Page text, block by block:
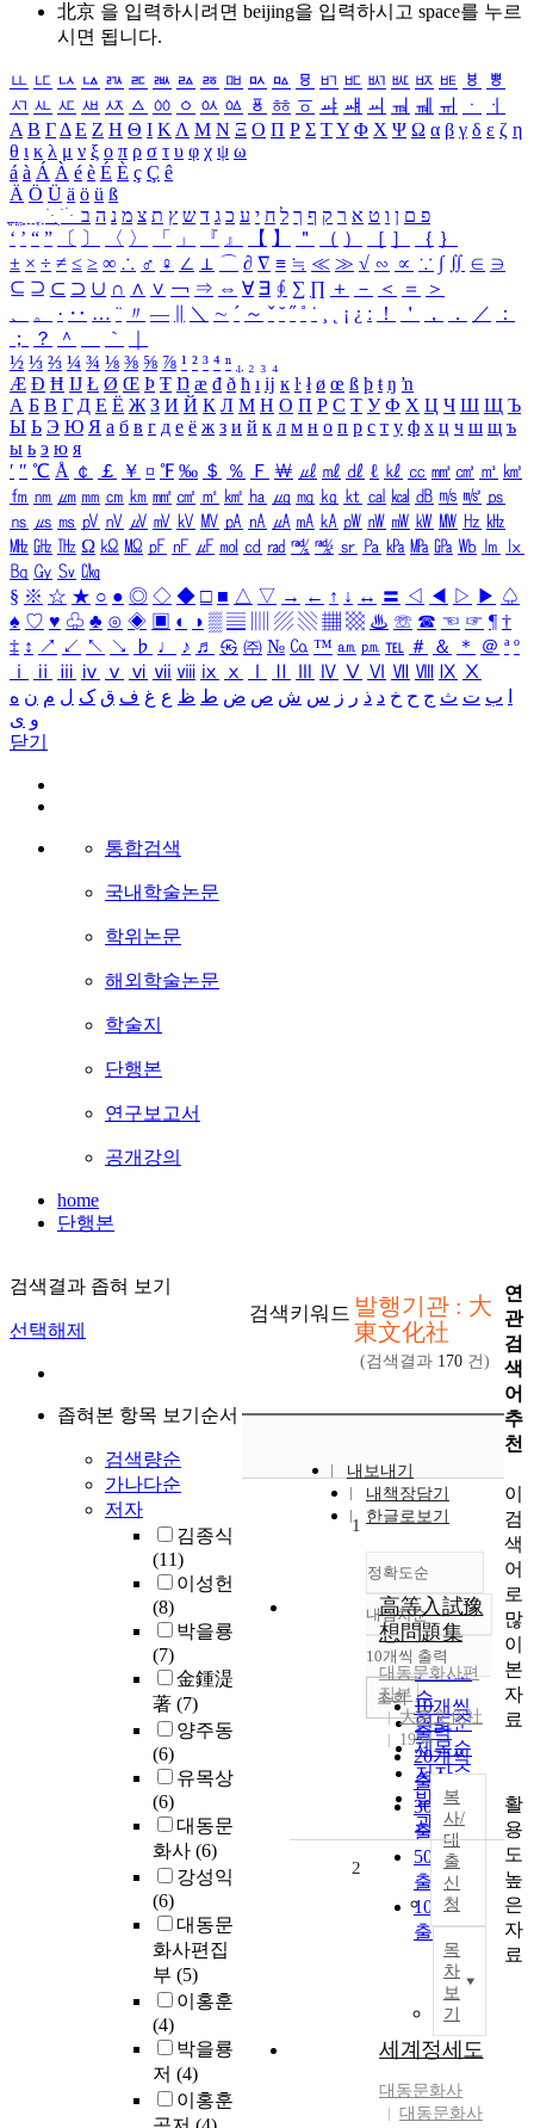
北京 을 입력하시려면 beijing을 입력하시고 space를 누르
시면 됩니다.
ㅥ ㅦ ㅧ ㅨ ㅩ ㅪ ㅫ ㅬ ㅭ ㅮ ㅯ ㅰ ㅱ ㅲ ㅳ ㅴ ㅵ ㅶ ㅷ ㅸ
ㅹ
ㅺ ㅻ ㅼ ㅽ ㅾ ㅿ ㆀ ㆁ ㆂ ㆃ ㆄ ㆅ ㆆ ㆇ ㆈ ㆉ ㆊ ㆋ ㆌ ㆍ
ㆎ
Α Β ΓΔ Ε Ζ Η Θ Ι ΚΛ Μ Ν Ξ Ο Π Ρ Σ ΤΥ Φ Χ Ψ Ω α β γ δ ε ζ η
θ ι κ λ μ ν ξ ο π ρ σ τ υ φ χ ψ ω
á à Á À é è É È ç Ç ê
Ä Ö Ü ä ö ü ß
ִֶֹ ֻּ ׁׂ פ ם ן ו ט א ר ק ף ך ל ח י ע כ ג ד ש ץ ת צ מ נ ה ב
‘ ’ “ ” 〔 〕 〈 〉 「 」 『 』 【 】 ＂ （ ） ［ ］ ｛ ｝
± × ÷ ≠ ≤ ≥ ∞ ∴ ♂ ♀ ∠ ⊥ ⌒ ∂ ∇ ≡ ≒ ≪ ≫ √ ∽ ∝ ∵ ∫ ∬ ∈ ∋
⊆ ⊇ ⊂ ⊃ ∪ ∩ ∧ ∨ ￢ ⇒ ⇔ ∀ ∃ ∮ ∑ ∏ ＋ － ＜ ＝
＞
、
。 · ‥ … ¨ 〃 ― ＼ ∼ ´ ～ ˇ ˘ ˝ ˚ ˙ ¸ ¡ ¿ ː ！ ＇ ， ． ／
：
；
？ ＾ ｀
½ ⅓ ⅔ ¼ ¾ ⅛ ⅜ ⅝ ⅞ ¹ ² ³ ⁴ ⁿ ₁ ₂ ₃ ₄
Æ Ð Ħ Ĳ Ł Ø Œ Þ Ŧ Ŋ æ đ ð ħ ı ĳ ĸ ŀ ł ø œ ß þ ŧ ŋ ŉ
А Б В Г Д Е Ё Ж З И Й К Л М Н О П Р С Т У Ф Х Ц Ч Ш Щ Ъ
Ы Ь Э Ю Я а б в г д е ё ж з и й к л м н о п р с т у ф х ц ч ш щ ъ
ы ь э ю я
′ ″ ℃ Å ￠ ￡ ￥ ¤ ℉ ‰ ＄ ％ Ｆ ￦ ㎕ ㎖ ㎗ ℓ ㎘ ㏄ ㎣ ㎤ ㎥ ㎦
㎙ ㎚ ㎛ ㎜ ㎝ ㎞ ㎟ ㎠ ㎡ ㎢ ㏊ ㎍ ㎎ ㎏ ㏏ ㎈ ㎉ ㏈ ㎧ ㎨ ㎰
㎱ ㎲ ㎳ ㎴ ㎵ ㎶ ㎷ ㎸ ㎹ ㎀ ㎁ ㎂ ㎃ ㎄ ㎺ ㎻ ㎽ ㎾ ㎿ ㎐ ㎑
㎒ ㎓ ㎔ Ω ㏀ ㏁ ㎊ ㎋ ㎌ ㏖ ㏅ ㎭ ㎮ ㎯ ㏛ ㎩ ㎪ ㎫ ㎬ ㏝ ㏐
㏓
㏃ ㏉ ㏜ ㏆
§ ※ ☆ ★ ○ ● ◎ ◇ ◆ □ ■ △ ▽ → ← ↑ ↓ ↔ 〓 ◁ ◀ ▷ ▶ ♤
♠ ♡ ♥ ♧ ♣ ⊙ ◈ ▣ ◐ ◑ ▒ ▤ ▨ ▧ ▦ ▩ ♨ ☏ ☎ ☜ ☞ ¶ †
‡ ↕ ↗ ↙ ↖ ↘ ♭ ♩ ♪ ♬ ㉿ ㈜ № ㏇ ™ ㏂ ㏘ ℡ ＃ ＆ ＊ ＠ ª º
ⅰ
ⅱ ⅲ ⅳ ⅴ ⅵ ⅶ ⅷ ⅸ ⅹ Ⅳ Ⅴ Ⅵ Ⅶ Ⅷ Ⅸ Ⅹ
ب ت ث ج ح خ د ذ ر ز س ش ص ض ط ظ ع غ ف ق ک ل م ن ه
و ی
닫기
통합검색
국내학술논문
학위논문
해외학술논문
학술지
단행본
연구보고서
공개강의
home
단행본
검색결과 좁혀 보기
선택해제
좁혀본 항목 보기순서
검색량순
가나다순
저자
김종식
(11)
이성헌
(8)
박을룡
(7)
金鍾湜
著 (7)
양주동
(6)
유목상
(6)
대동문
화사 (6)
강성익
(6)
대동문
화사편집
부 (5)
이홍훈
(4)
박을룡
저 (4)
이홍훈
검색키워드 발행기관 : 大
東文化社
(검색결과 170 건)
내보내기
내책장담기
한글로보기
정확도순
정확도
순
인기도
순
연도순
제목순
저자순
발행기
관순
내림차순
내림차순
10개씩 출력
10개씩
출력
20개씩
출력
30개씩
출력
50개씩
출력
100개씩
출력
조회
1
高等入試豫
想問題集
대동문화사편
집부
大東文化社
1954
복
사/
대
출
신
청
목
차
보
기
2
세계정세도
대동문화사
대동문화사
연
관
검
색
어
추
천
이
검
색
어
로
많
이
본
자
료
활
용
도
높
은
자
료